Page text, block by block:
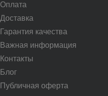
Оплата
Доставка
Гарантия качества
Важная информация
Контакты
Блог
Публичная оферта